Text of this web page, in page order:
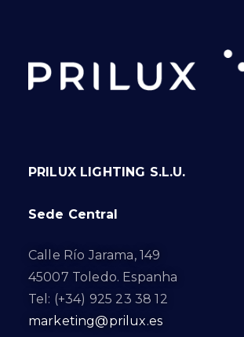
PRILUX LIGHTING S.L.U.
Sede Central
Calle Río Jarama, 149
45007 Toledo. Espanha
Tel: (+34) 925 23 38 12
marketing@prilux.es